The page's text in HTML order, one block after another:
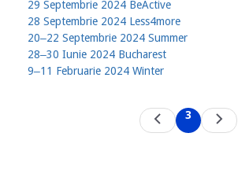
29 Septembrie 2024 BeActive
28 Septembrie 2024 Less4more
20‒22 Septembrie 2024 Summer
28‒30 Iunie 2024 Bucharest
9‒11 Februarie 2024 Winter
Previous
page
Current
page
3
Next
page